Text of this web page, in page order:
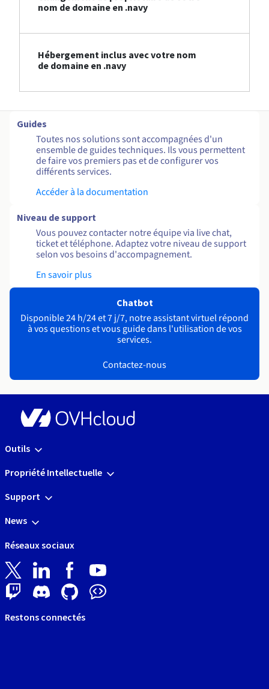
nom de domaine en .navy
Hébergement inclus avec votre nom
de domaine en .navy
Guides
Toutes nos solutions sont accompagnées d'un
ensemble de guides techniques. Ils vous permettent
de faire vos premiers pas et de configurer vos
différents services.
Accéder à la documentation
Niveau de support
Vous pouvez contacter notre équipe via live chat,
ticket et téléphone. Adaptez votre niveau de support
selon vos besoins d'accompagnement.
En savoir plus
Chatbot
Disponible 24 h/24 et 7 j/7, notre assistant virtuel répond
à vos questions et vous guide dans l'utilisation de vos
services.
Contactez-nous
Outils
Propriété Intellectuelle
Support
News
Réseaux sociaux
Restons connectés